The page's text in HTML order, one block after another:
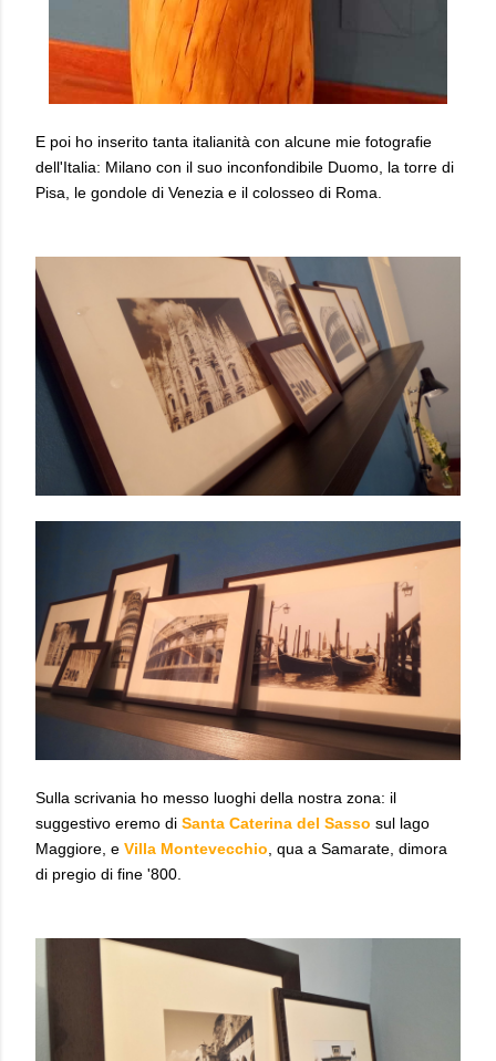
E poi ho inserito tanta italianità con alcune mie fotografie
dell'Italia: Milano con il suo inconfondibile Duomo, la torre di
Pisa, le gondole di Venezia e il colosseo di Roma.
Sulla scrivania ho messo luoghi della nostra zona: il
suggestivo eremo di Santa Caterina del Sasso sul lago
Maggiore, e Villa Montevecchio, qua a Samarate, dimora
di pregio di fine '800.